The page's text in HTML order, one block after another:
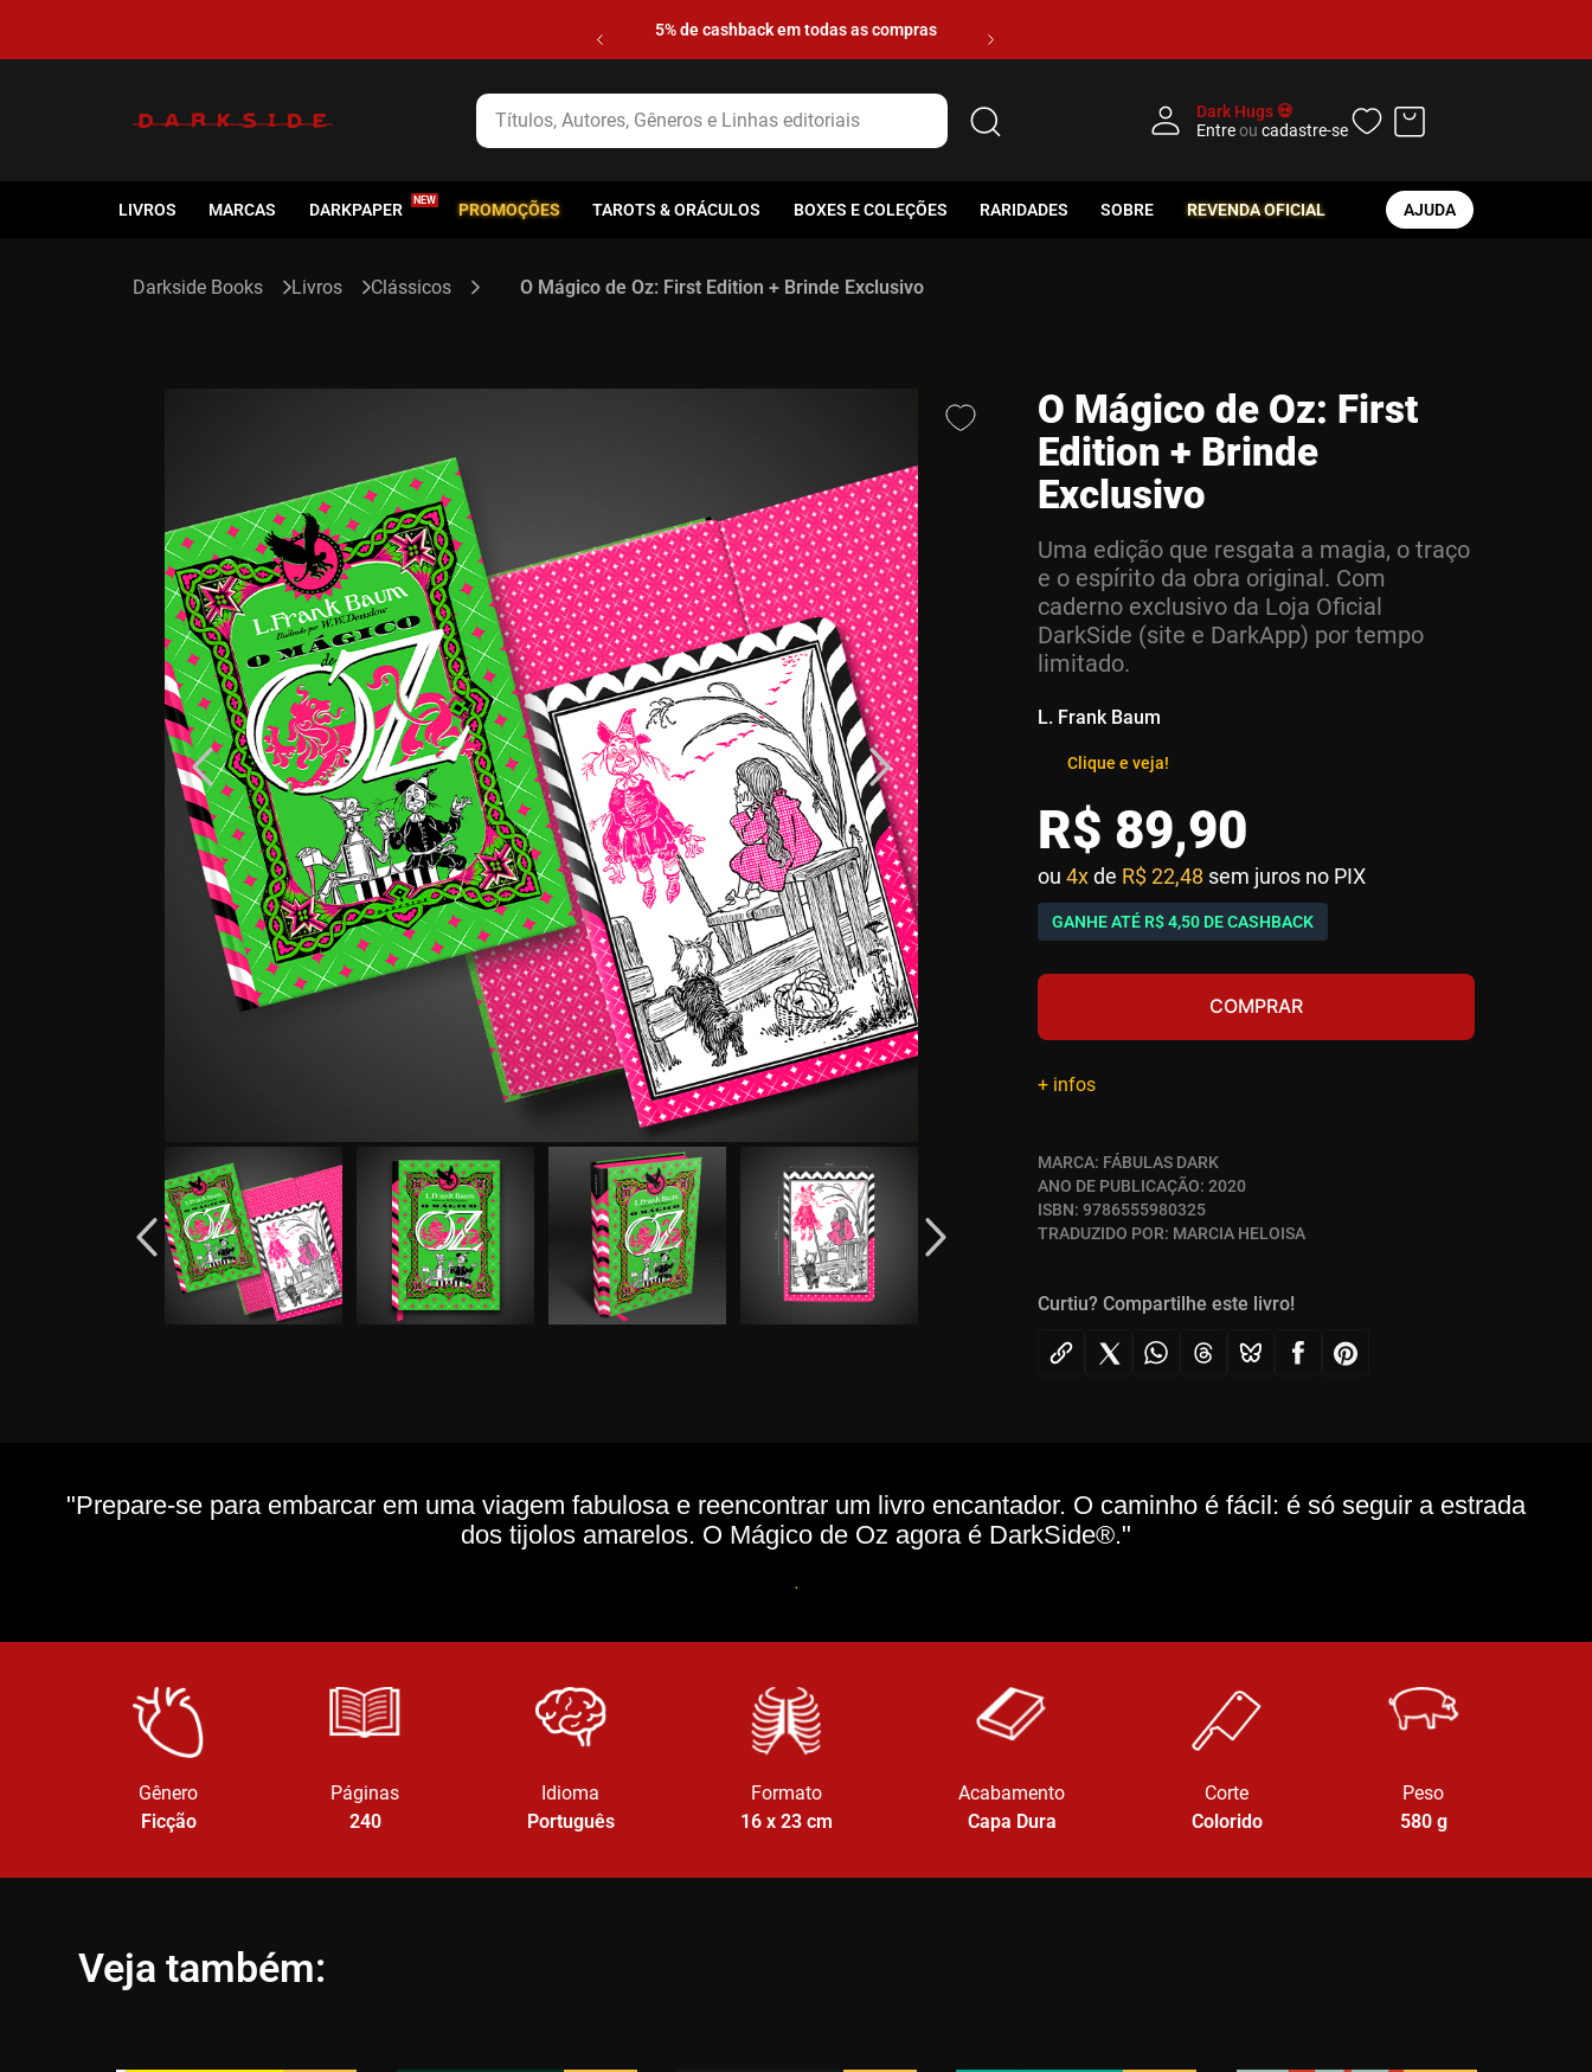
5% de cashback em todas as compras
Títulos, Autores, Gêneros e Linhas editoriais
Dark Hugs 💀
Entreou cadastre-se
LIVROS MARCAS DARKPAPER PROMOÇÕES TAROTS & ORÁCULOS BOXES E COLEÇÕES RARIDADES SOBRE REVENDA OFICIAL AJUDA
Livros Clássicos O Mágico de Oz: First Edition + Brinde Exclusivo
O Mágico de Oz: First
Edition + Brinde
Exclusivo
Uma edição que resgata a magia, o traço
e o espírito da obra original. Com
caderno exclusivo da Loja Oficial
DarkSide (site e DarkApp) por tempo
limitado.
L. Frank Baum
Clique e veja!
R$ 89,90
ou 4xde R$ 22,48 sem juros no PIX
GANHE ATÉ R$ 4,50 DE CASHBACK
COMPRAR
+ infos
MARCA: FÁBULAS DARK
ANO DE PUBLICAÇÃO: 2020
ISBN: 9786555980325
TRADUZIDO POR: MARCIA HELOISA
Curtiu? Compartilhe este livro!
"Prepare-se para embarcar em uma viagem fabulosa e reencontrar um livro encantador. O caminho é fácil: é só seguir a estrada
dos tijolos amarelos. O Mágico de Oz agora é DarkSide®."
.
Gênero
Ficção
Páginas
240
Idioma
Português
Formato
16 x 23cm
Acabamento
Capa Dura
Corte
Colorido
Peso
580g
Veja também: